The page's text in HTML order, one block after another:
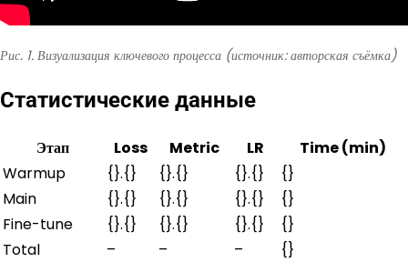
Рис. 1. Визуализация ключевого процесса (источник: авторская съёмка)
Статистические данные
Этап Loss Metric LR
Time (min)
Warmup
{}.{} {}.{} {}.{}
{}
Main
{}.{} {}.{} {}.{}
{}
Fine-tune
{}.{} {}.{} {}.{}
{}
Total
– – – {}